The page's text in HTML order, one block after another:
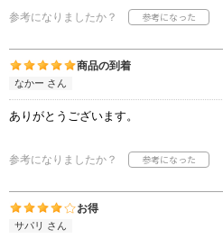
参考になりましたか？
商品の到着
なかー さん
ありがとうございます。
参考になりましたか？
お得
サパリ さん